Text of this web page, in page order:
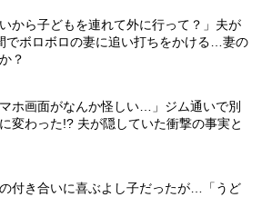
いから子どもを連れて外に行って？」夫が
でボロボロの妻に追い打ちをかける…妻の
？
マホ画面がなんか怪しい…」ジム通いで別
変わった!? 夫が隠していた衝撃の事実と
付き合いに喜ぶよし子だったが…「うど